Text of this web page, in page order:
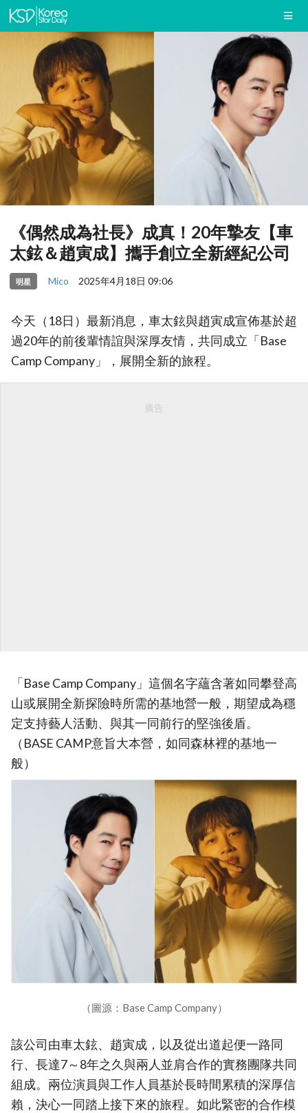
《偶然成為社長》成真！20年摯友【車
太鉉＆趙寅成】攜手創立全新經紀公司
明星 Mico 2025年4月18日 09:06
今天（18日）最新消息，車太鉉與趙寅成宣佈基於超
過20年的前後輩情誼與深厚友情，共同成立「Base
Camp Company」，展開全新的旅程。
廣告
「Base Camp Company」這個名字蘊含著如同攀登高
山或展開全新探險時所需的基地營一般，期望成為穩
定支持藝人活動、與其一同前行的堅強後盾。
（BASE CAMP意旨大本營，如同森林裡的基地一
般）
（圖源：Base Camp Company）
該公司由車太鉉、趙寅成，以及從出道起便一路同
行、長達7～8年之久與兩人並肩合作的實務團隊共同
組成。兩位演員與工作人員基於長時間累積的深厚信
賴，決心一同踏上接下來的旅程。如此緊密的合作模